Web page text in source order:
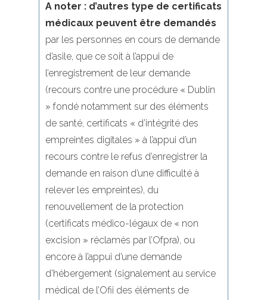
A noter : d’autres type de certificats
médicaux peuvent être demandés
par les personnes en cours de demande
d’asile, que ce soit à l’appui de
l’enregistrement de leur demande
(recours contre une procédure « Dublin
» fondé notamment sur des éléments
de santé, certificats « d’intégrité des
empreintes digitales » à l’appui d’un
recours contre le refus d’enregistrer la
demande en raison d’une difficulté à
relever les empreintes), du
renouvellement de la protection
(certificats médico-légaux de « non
excision » réclamés par l’Ofpra), ou
encore à l’appui d’une demande
d’hébergement (signalement au service
médical de l’Ofii des éléments de